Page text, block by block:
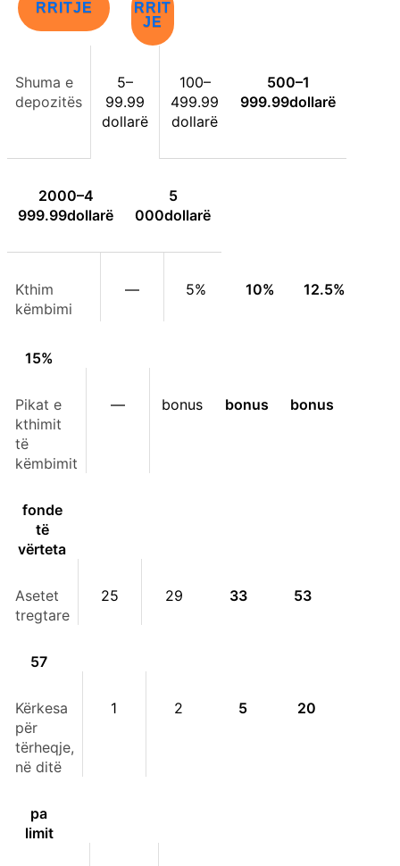
RRITJE
RRIT
JE
Shuma e
depozitës
5–
99.99
dollarë
100–
499.99
dollarë
500–1
999.99dollarë
2000–4
999.99dollarë
5
000dollarë
Kthim
këmbimi
— 5% 10% 12.5%
15%
Pikat e
kthimit
të
këmbimit
— bonus bonus bonus
fonde
të
vërteta
Asetet
tregtare
25 29 33 53
57
Kërkesa
për
tërheqje,
në ditë
1 2 5 20
pa
limit